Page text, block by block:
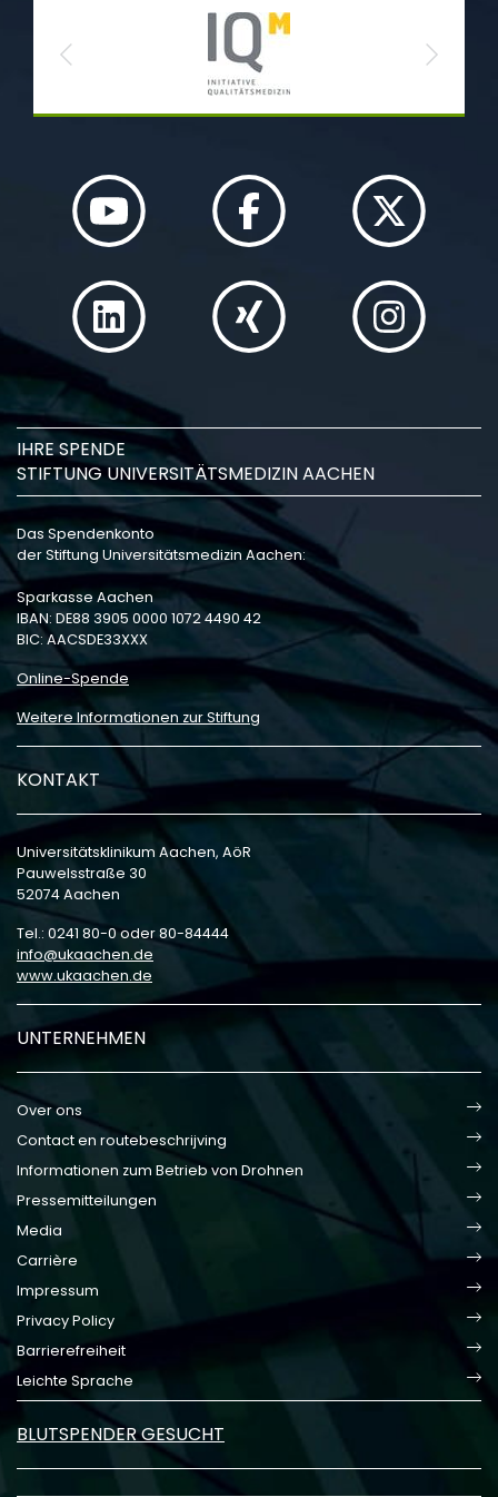
Previous Next
IHRE SPENDE
STIFTUNG UNIVERSITÄTSMEDIZIN AACHEN
Das Spendenkonto
der Stiftung Universitätsmedizin Aachen:
Sparkasse Aachen
IBAN: DE88 3905 0000 1072 4490 42
BIC: AACSDE33XXX
Online-Spende
Weitere Informationen zur Stiftung
KONTAKT
Universitätsklinikum Aachen, AöR
Pauwelsstraße 30
52074 Aachen
Tel.: 0241 80-0 oder 80-84444
info
ukaachen de
www.ukaachen.de
UNTERNEHMEN
Over ons
Contact en routebeschrijving
Informationen zum Betrieb von Drohnen
Pressemitteilungen
Media
Carrière
Impressum
Privacy Policy
Barrierefreiheit
Leichte Sprache
BLUTSPENDER GESUCHT